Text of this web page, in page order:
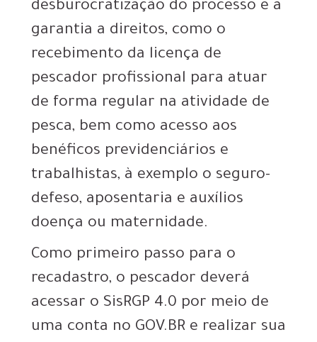
desburocratização do processo e a
garantia a direitos, como o
recebimento da licença de
pescador profissional para atuar
de forma regular na atividade de
pesca, bem como acesso aos
benéficos previdenciários e
trabalhistas, à exemplo o seguro-
defeso, aposentaria e auxílios
doença ou maternidade.
Como primeiro passo para o
recadastro, o pescador deverá
acessar o SisRGP 4.0 por meio de
uma conta no GOV.BR e realizar sua